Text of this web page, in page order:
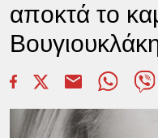
αποκτά το